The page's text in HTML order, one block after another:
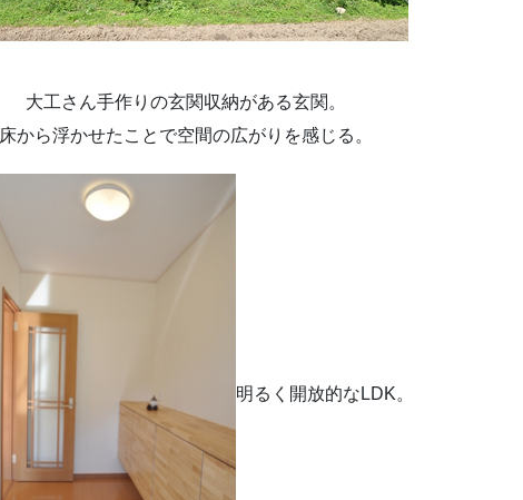
大工さん手作りの玄関収納がある玄関。
床から浮かせたことで空間の広がりを感じる。
明るく開放的なLDK。